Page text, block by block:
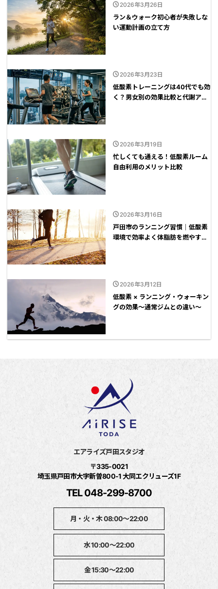
2026年3月26日
ラン＆ウォーク初心者が失敗しな
い運動計画の立て方
2026年3月23日
低酸素トレーニングは40代でも効
く？男女別の効果比較と代謝アッ
2026年3月19日
忙しくても通える！低酸素ルーム
自由利用のメリット比較
2026年3月16日
戸田市のランニング習慣｜低酸素
環境で効率よく体脂肪を燃やす方
2026年3月12日
低酸素 × ランニング・ウォーキン
グの効果～通常ジムとの違い～
エアライズ戸田スタジオ
〒335-0021
埼玉県戸田市大字新曽800‐1 大同エクリューズ1F
TEL 048-299-8700
月・火・木 08:00～22:00
水 10:00～22:00
金 15:30～22:00